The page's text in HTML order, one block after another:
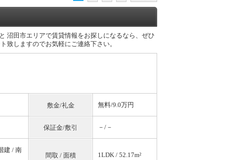
沼田市エリアで賃貸情報をお探しになるなら、ぜひ
致しますのでお気軽にご連絡下さい。
敷金/礼金 無料/9.0万円
保証金/敷引 －/－
建 / 南
間取 / 面積 1LDK / 52.17m²